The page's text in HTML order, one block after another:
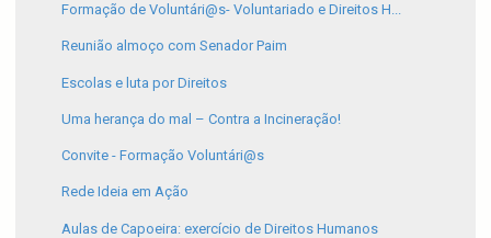
Formação de Voluntári@s- Voluntariado e Direitos H...
Reunião almoço com Senador Paim
Escolas e luta por Direitos
Uma herança do mal – Contra a Incineração!
Convite - Formação Voluntári@s
Rede Ideia em Ação
Aulas de Capoeira: exercício de Direitos Humanos